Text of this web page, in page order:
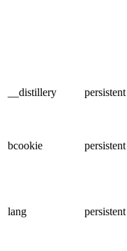
__distillery persistent
bcookie persistent
lang persistent